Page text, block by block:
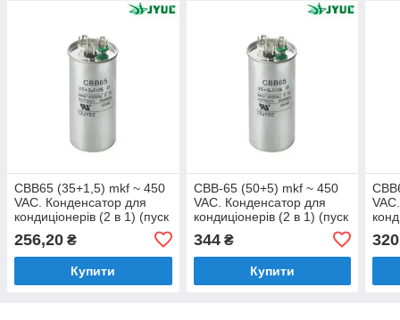
CBB65 (35+1,5) mkf ~ 450
VAC. Конденсатор для
кондиціонерів (2 в 1) (пуск
mm)
256,20 ₴
Купити
CBB-65 (50+5) mkf ~ 450
VAC. Конденсатор для
кондиціонерів (2 в 1) (пуск
та робота) JYUL (55*115
mm)
344₴
Купити
mm)